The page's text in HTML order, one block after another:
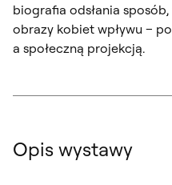
biografia odsłania
obrazy kobiet wpływu –
a społeczną projekcją.
Opis wystawy